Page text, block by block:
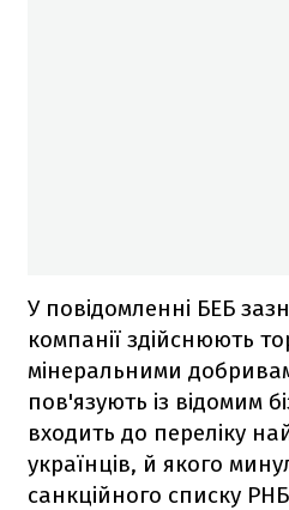
У повідомленні БЕБ
компанії здійснюють
мінеральними
пов'язують із відомим
входить до переліку
українців, й якого
санкційного списку